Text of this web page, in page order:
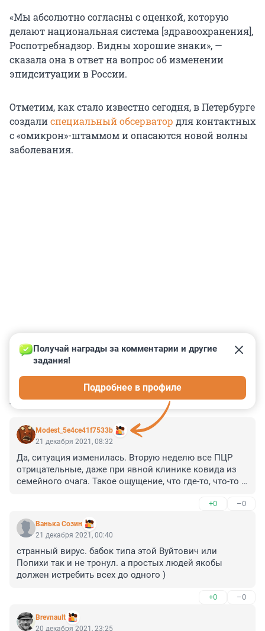
«Мы абсолютно согласны с оценкой, которую
делают национальная система [здравоохранения],
Роспотребнадзор. Видны хорошие знаки», —
сказала она в ответ на вопрос об изменении
эпидситуации в России.
Отметим, как стало известно сегодня, в Петербурге
создалиспециальный обсерватор для контактных
с «омикрон»-штаммом и опасаются новой волны
заболевания.
КОММЕНТАРИИ 14
Modest_5e4ce41f7533b
Получай награды за комментарии и другие
задания!
Подробнее в профиле
21 декабря 2021, 08:32
Да, ситуация изменилась. Вторую неделю все ПЦР
отрицательные, даже при явной клинике ковида из
семейного очага. Такое ощущение, что где-то, что-то
+0 –0
Ванька Созин
21 декабря 2021, 00:40
странный вирус. бабок типа этой Вуйтович или
Попихи так и не тронул. а простых людей якобы
должен истребить всех до одного )
+0 –0
Brevnault
20 декабря 2021, 23:25